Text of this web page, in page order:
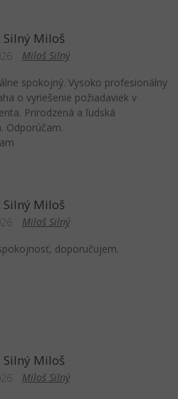
Miloš
Miloš Silný
spokojný. Vysoko profesionálny
o vyriešenie požiadaviek v
Prirodzená a ľudská
Odporúčam.
Miloš
Miloš Silný
doporučujem.
Miloš
Miloš Silný